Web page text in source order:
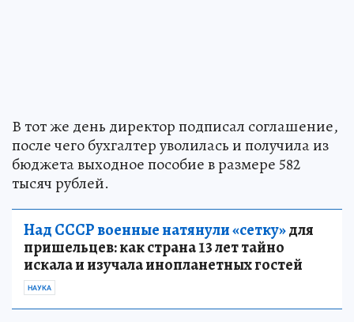
В тот же день директор подписал соглашение,
после чего бухгалтер уволилась и получила из
бюджета выходное пособие в размере 582
тысяч рублей.
Над СССР военные натянули «сетку»для
пришельцев: как страна 13 лет тайно
искала и изучала инопланетных гостей
НАУКА